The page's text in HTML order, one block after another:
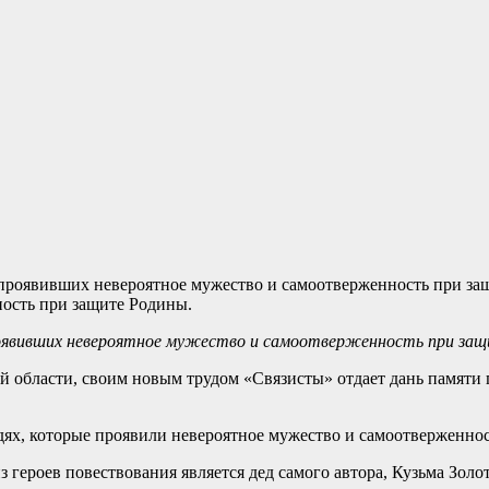
при защите Родины.
невероятное мужество и самоотверженность при
своим новым трудом «Связисты» отдает дань
которые проявили невероятное мужество и
повествования является дед самого автора, Кузьма